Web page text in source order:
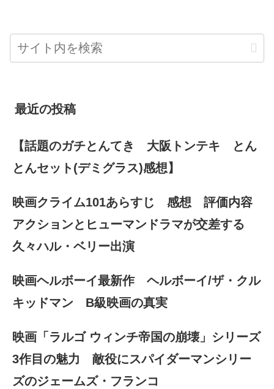
最近の投稿
【話題のガチとんてき 大阪トンテキ とん
とんセット(デミグラス)感想】
映画クライム101あらすじ 感想 評価内容
アクションとヒューマンドラマが交差する
久々ハル・ベリー出演
映画ヘルボーイ最新作 ヘルボーイ/ザ・クル
キッドマン B級映画の真実
映画「ラルゴ ウィンチ帝国の崩壊」シリーズ
3作目の魅力 敵役にスパイダーマンシリー
ズのジェームズ・フランコ